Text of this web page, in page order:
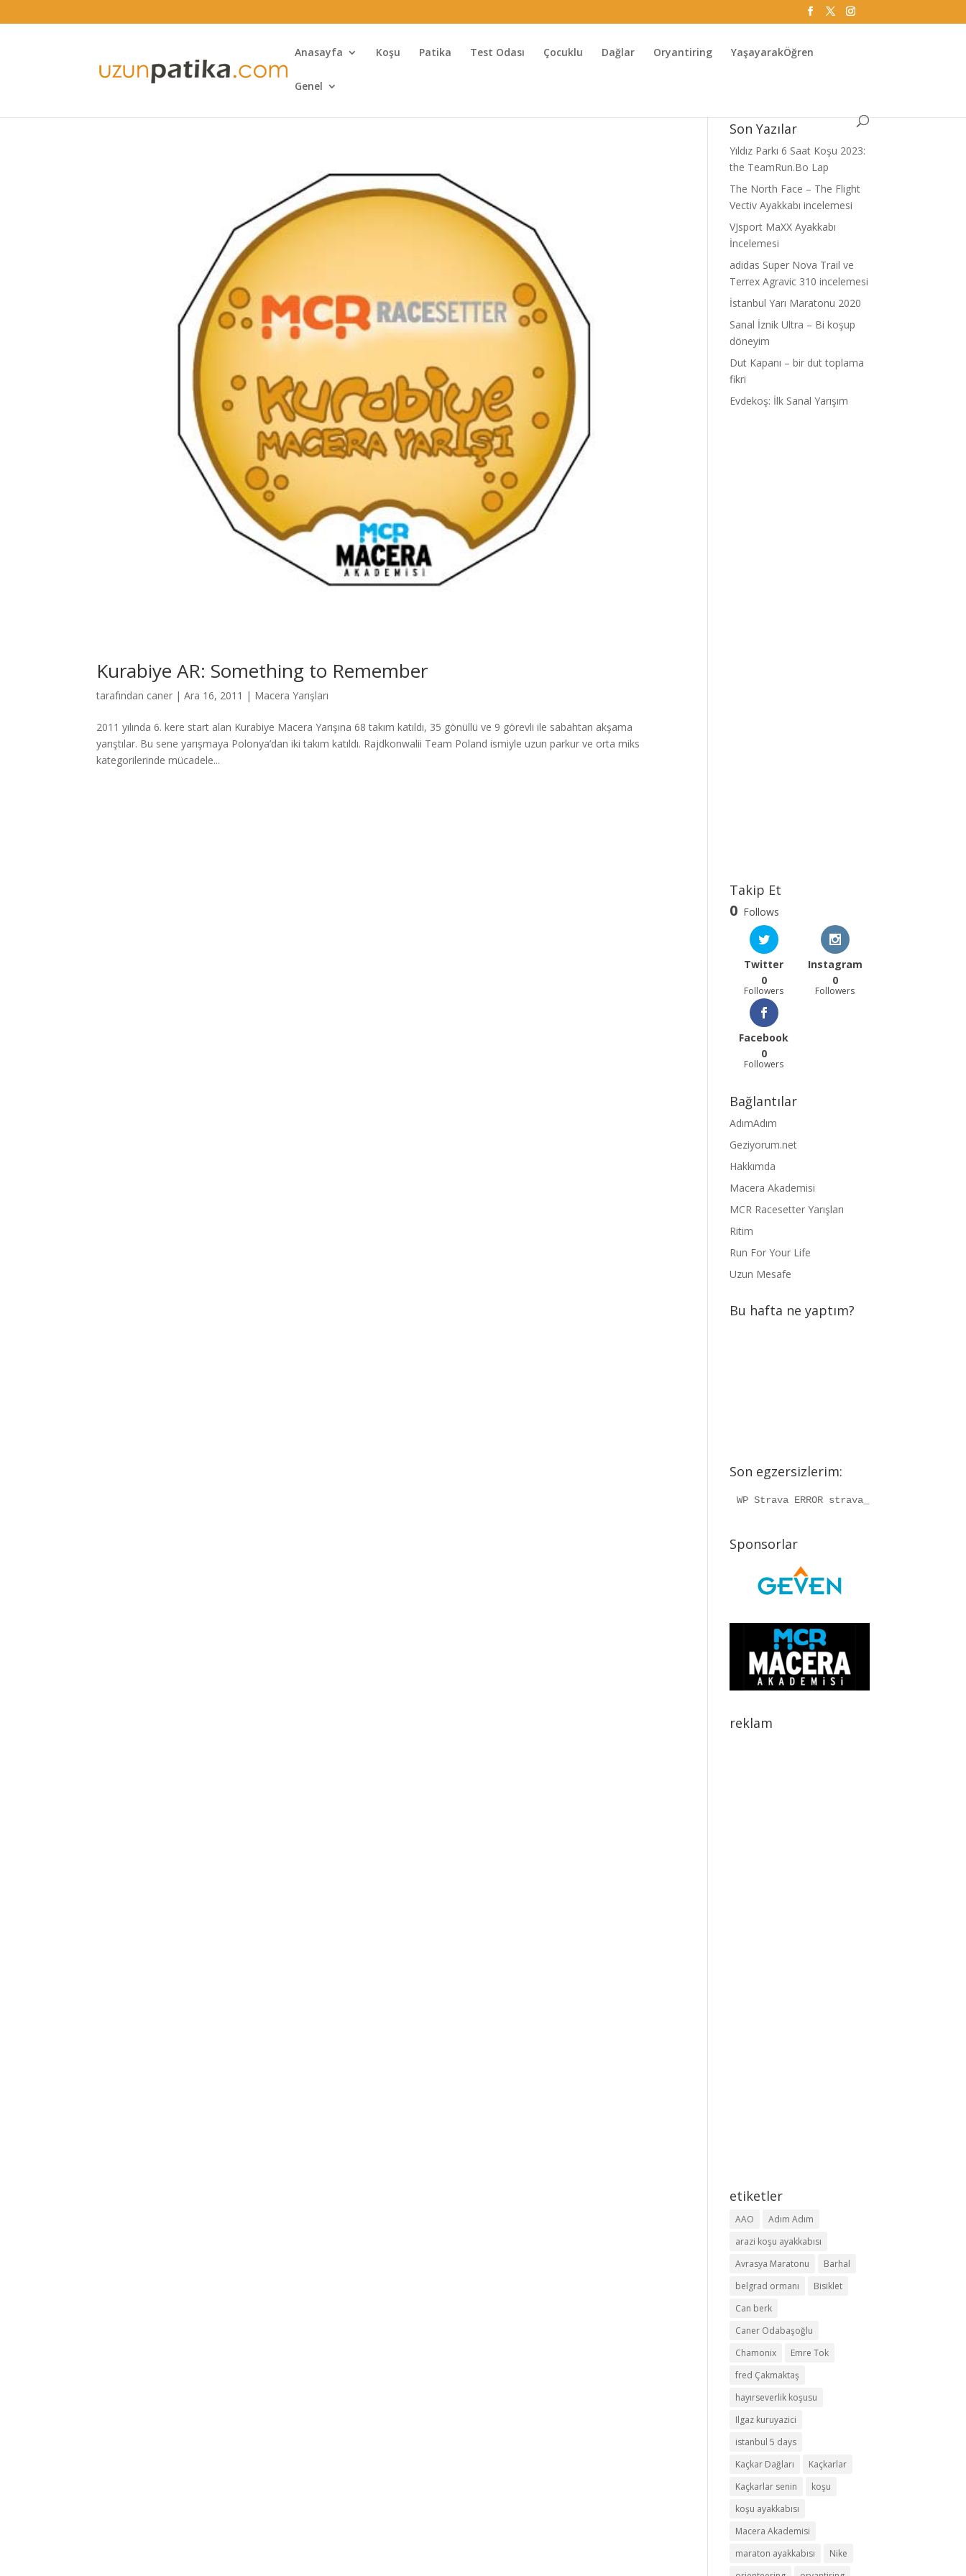
Anasayfa Koşu Patika Test Odası Çocuklu Dağlar Oryantiring YaşayarakÖğren
Genel
Kurabiye AR: Something to Remember
tarafından caner |Ara 16, 2011 | Macera Yarışları
2011 yılında 6. kere start alan Kurabiye Macera Yarışına 68 takım katıldı, 35 gönüllü ve 9 görevli ile sabahtan akşama
yarıştılar. Bu sene yarışmaya Polonya’dan iki takım katıldı. Rajdkonwalii Team Poland ismiyle uzun parkur ve orta miks
kategorilerinde mücadele...
Son Yazılar
Yıldız Parkı 6 Saat Koşu 2023:
the TeamRun.Bo Lap
The North Face – The Flight
Vectiv Ayakkabı incelemesi
VJsport MaXX Ayakkabı
İncelemesi
adidas Super Nova Trail ve
Terrex Agravic 310 incelemesi
İstanbul Yarı Maratonu 2020
Sanal İznik Ultra – Bi koşup
döneyim
Dut Kapanı – bir dut toplama
fikri
Evdekoş: İlk Sanal Yarışım
Takip Et
0 Follows
Twitter
0
Followers
Instagram
0
Followers
Facebook
0
Followers
Bağlantılar
AdımAdım
Geziyorum.net
Hakkımda
Macera Akademisi
MCR Racesetter Yarışları
Ritim
Run For Your Life
Uzun Mesafe
Bu hafta ne yaptım?
Son egzersizlerim:
WP Strava ERROR strava_info should
Sponsorlar
reklam
etiketler
AAO
Adım Adım
arazi koşu ayakkabısı
Avrasya Maratonu
Barhal
belgrad ormanı
Bisiklet
Can berk
Caner Odabaşoğlu
Chamonix
Emre Tok
fred Çakmaktaş
hayırseverlik koşusu
Ilgaz kuruyazici
istanbul 5 days
Kaçkar Dağları
Kaçkarlar
Kaçkarlar senin
koşu
koşu ayakkabısı
Macera Akademisi
maraton ayakkabısı
Nike